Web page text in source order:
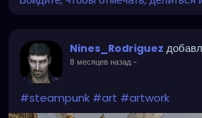
Nines_Rodriguez
8 месяцев назад-
#steampunk #art #artwork